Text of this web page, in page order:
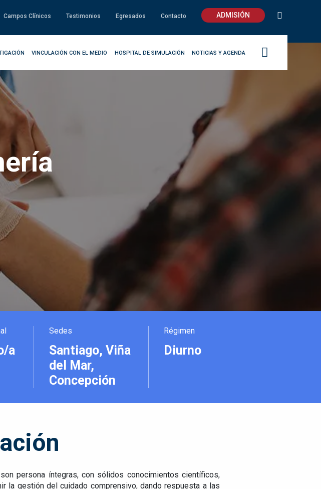
Campos Clínicos Testimonios Egresados Contacto ADMISIÓN
VINCULACIÓN CON EL MEDIO HOSPITAL DE SIMULACIÓN NOTICIAS Y AGENDA
a
Sedes
Santiago, Viña
del Mar,
Concepción
Régimen
Diurno
persona íntegras, con sólidos conocimientos científicos,
la gestión del cuidado comprensivo, dando respuesta a las